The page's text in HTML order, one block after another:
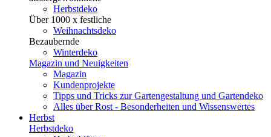
Herbstdeko
Über 1000 x festliche
Weihnachtsdeko
Bezaubernde
Winterdeko
Magazin und Neuigkeiten
Magazin
Kundenprojekte
Tipps und Tricks zur Gartengestaltung und Gartendeko
Alles über Rost - Besonderheiten und Wissenswertes
Herbst
Herbstdeko